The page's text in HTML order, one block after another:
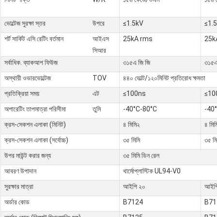
ভোল্টেজ সুরক্ষা স্তর উপরে ≤1.5kV
শর্ট সার্কিট এসি রেটিং বর্তমান
আইএস
সিআর
25kA rms
সর্বাধিক. ব্যাকআপ ফিউজ ৩১৫এ জি জি
অস্থায়ী ওভারভোল্টেজ
TOV
৪৪০ ভোল্ট/১২০মিনিট প্রতিরোধ ক্ষমতা
প্রতিক্রিয়া সময়
এট ≤100ns
অপারেটিং তাপমাত্রা পরিসীমা
তুমি -40°C-80°C
-
ক্রস-সেকশন এলাকা (মিনিট)
৪ মিমি২
৪
ক্রস-সেকশন এলাকা (সর্বোচ্চ)
৩৫ মিমি
৩৫
উপর মাউন্ট করার জন্য
৩৫ মিমি ডিন রেল
আবরণ উপাদান
থার্মোপ্লাস্টিক UL94-V0
সুরক্ষার মাত্রা
আইপি ২০
অর্ডার কোড
B7124